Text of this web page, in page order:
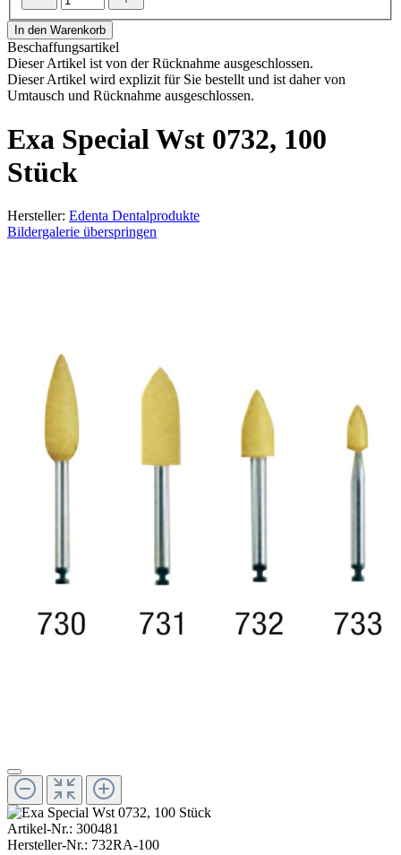
In den Warenkorb
Beschaffungsartikel
Dieser Artikel ist von der Rücknahme ausgeschlossen.
Dieser Artikel wird explizit für Sie bestellt und ist daher von
Umtausch und Rücknahme ausgeschlossen.
Exa Special Wst 0732, 100
Stück
Hersteller: Edenta Dentalprodukte
Bildergalerie überspringen
Artikel-Nr.: 300481
Hersteller-Nr.: 732RA-100